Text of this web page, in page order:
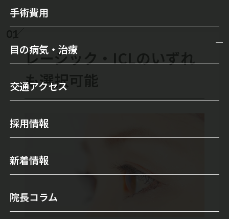
スタッフ紹介
森井眼科の特徴
医師のご紹介
当院について
施設案内
一般診療
メガネ・コンタクトレンズ
セカンドオピニオンについて
オルソケラトロジー
レーシック手術
多焦点眼内レンズ
手術費用
目の病気・治療
白内障
緑内障
霰粒腫
ドライアイ
涙目/ 鼻涙管閉塞
交通アクセス
採用情報
新着情報
院長コラム
レーシック・ICLのいずれ
も選択可能